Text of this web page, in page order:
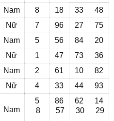
Nam 8 18 33
48
Nữ
7 96 27 75
Nam 5 56 84
20
Nữ
1 47 73 36
Nam 2 61 10
82
Nữ
4 33 44 93
Nam
5
8
86
57
62
30
14
29